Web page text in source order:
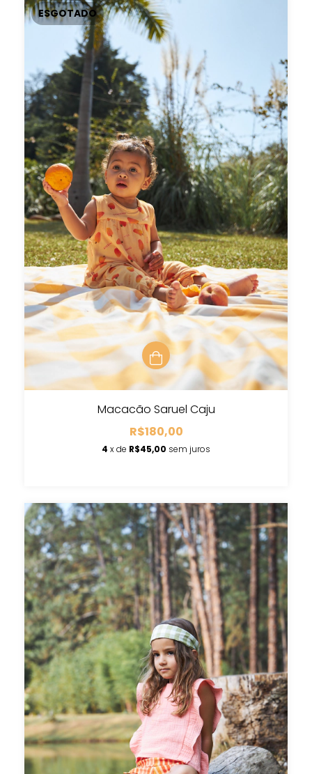
ESGOTADO
Macacão Saruel Caju
R$180,00
4 x de R$45,00 sem juros